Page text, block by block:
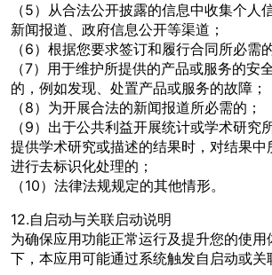
（5）从合法公开披露的信息中收集个人
新闻报道、政府信息公开等渠道；
（6）根据您要求签订和履行合同所必需
（7）用于维护所提供的产品或服务的安
的，例如发现、处置产品或服务的故障；
（8）为开展合法的新闻报道所必需的；
（9）出于公共利益开展统计或学术研究
提供学术研究或描述的结果时，对结果中
进行去标识化处理的；
（10）法律法规规定的其他情形。
12.自启动与关联启动说明
为确保应用功能正常运行及提升您的使
下，本应用可能通过系统触发自启动或关